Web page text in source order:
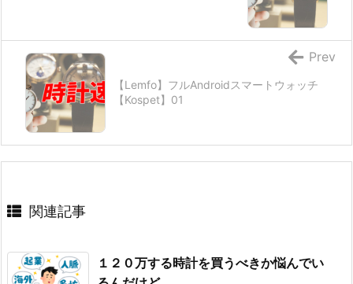
【Lemfo】フルAndroidスマートウォッチ
【Kospet】01
Prev
関連記事
１２０万する時計を買うべきか悩んでい